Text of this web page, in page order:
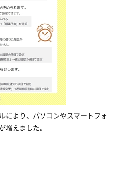
により、パソコンやスマートフォ
増えました。